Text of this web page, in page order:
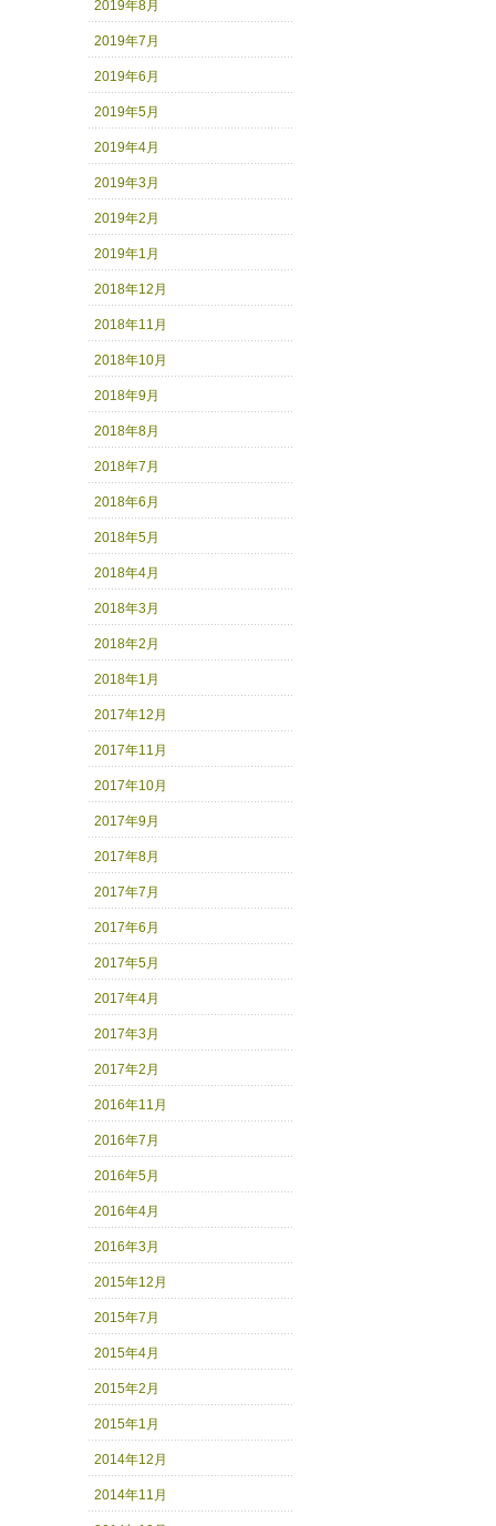
2019年8月
2019年7月
2019年6月
2019年5月
2019年4月
2019年3月
2019年2月
2019年1月
2018年12月
2018年11月
2018年10月
2018年9月
2018年8月
2018年7月
2018年6月
2018年5月
2018年4月
2018年3月
2018年2月
2018年1月
2017年12月
2017年11月
2017年10月
2017年9月
2017年8月
2017年7月
2017年6月
2017年5月
2017年4月
2017年3月
2017年2月
2016年11月
2016年7月
2016年5月
2016年4月
2016年3月
2015年12月
2015年7月
2015年4月
2015年2月
2015年1月
2014年12月
2014年11月